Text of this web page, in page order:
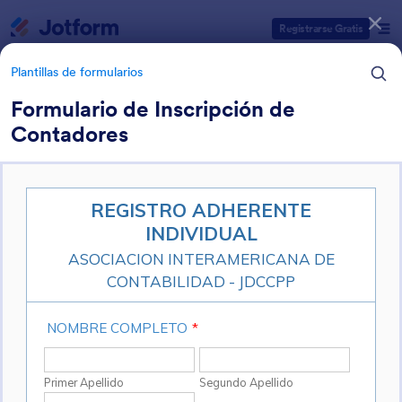
Registrarse Gratis
Plantillas de formularios
Formulario de Inscripción de
Contadores
Plantillas de formularios
Formularios de inscripción a
eventos
Categorías de plantillas de formulario